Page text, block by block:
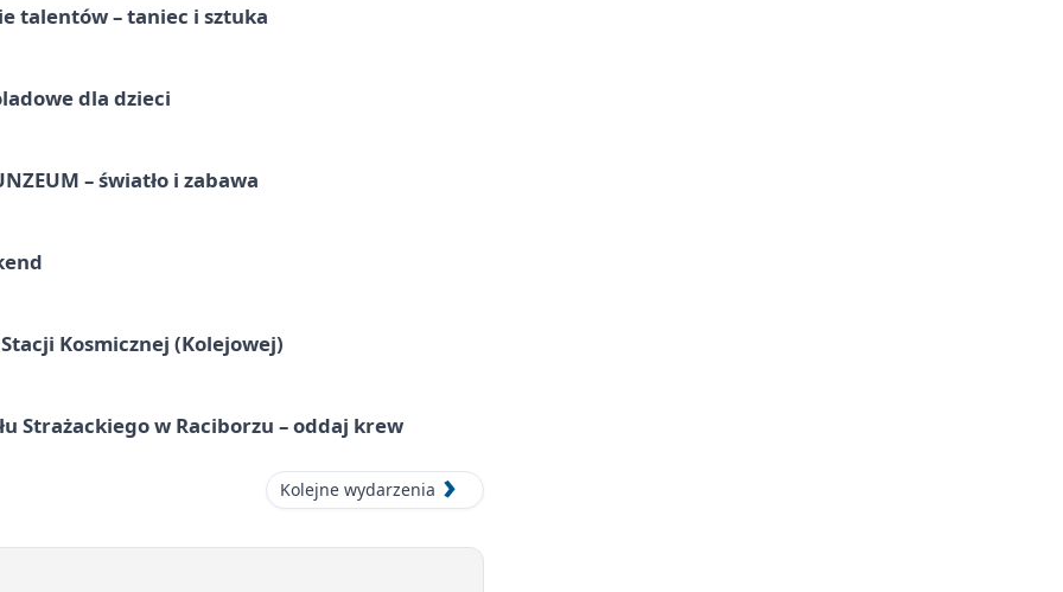
talentów – taniec i sztuka
dla dzieci
– światło i zabawa
Kosmicznej (Kolejowej)
Strażackiego w Raciborzu – oddaj krew
Kolejne wydarzenia